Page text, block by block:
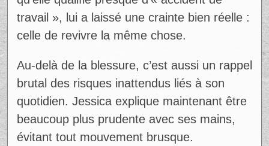
travail », lui a laissé une crainte bien réelle :
celle de revivre la même chose.
Au-delà de la blessure, c’est aussi un rappel
brutal des risques inattendus liés à son
quotidien. Jessica explique maintenant être
beaucoup plus prudente avec ses mains,
évitant tout mouvement brusque.